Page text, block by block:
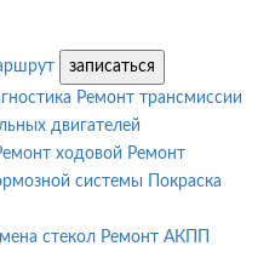
записаться
Ремонт трансмиссии
двигателей
ходовой Ремонт
системы
Покраска
стекол Ремонт АКПП